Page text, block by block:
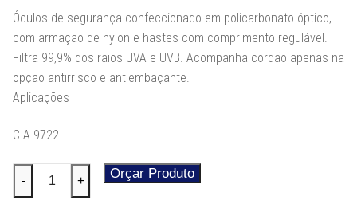
Óculos de segurança confeccionado em policarbonato óptico,
com armação de nylon e hastes com comprimento regulável.
Filtra 99,9% dos raios UVA e UVB. Acompanha cordão apenas na
opção antirrisco e antiembaçante.
Aplicações
C.A 9722
de
- + Orçar Produto